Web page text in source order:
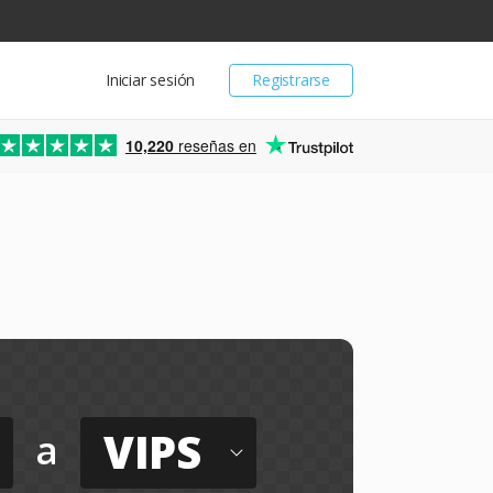
Registrarse
Iniciar sesión
10,220 reseñas en
a VIPS